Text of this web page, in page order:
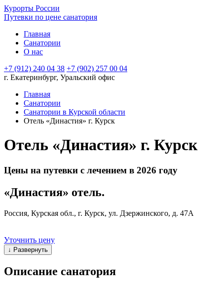
Курорты России
Путевки по цене санатория
Главная
Санатории
О нас
+7 (912) 240 04 38 +7 (902) 257 00 04
г. Екатеринбург, Уральский офис
Главная
Санатории
Санатории в Курской области
Отель «Династия» г. Курск
Отель «Династия» г. Курск
Цены на путевки с лечением в 2026 году
«Династия» отель.
Россия, Курская обл., г. Курск, ул. Дзержинского, д. 47А
Уточнить цену
↓ Развернуть
Описание санатория